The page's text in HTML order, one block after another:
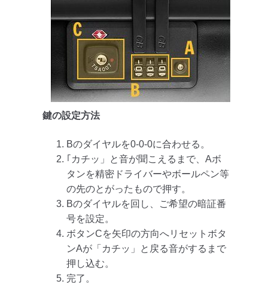
鍵の設定方法
Bのダイヤルを0-0-0に合わせる。
｢カチッ」と音が聞こえるまで、Aボ
タンを精密ドライバーやボールペン等
の先のとがったもので押す。
Bのダイヤルを回し、ご希望の暗証番
号を設定。
ボタンCを矢印の方向へリセットボタ
ンAが「カチッ」と戻る音がするまで
押し込む。
完了。